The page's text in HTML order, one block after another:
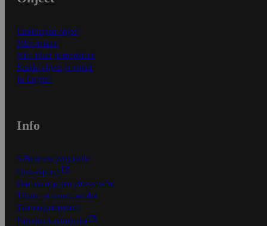
Ensitilaajan ohjeet
Näin maksat
Näin tilaat ja muokkaat
Kaikki ohjeet ja vinkit
In English
Info
S-Business yrityksille
Oiva-raportit
Osuuskauppojen yhteystiedot
Tilaus- ja toimitusehdot
Tietosuojakäytäntö
Palvelun käyttöehdot